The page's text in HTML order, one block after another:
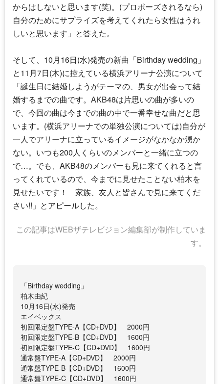
からはしないと思います(笑)。(プロポーズされるなら)
自分のためにサプライズを考えてくれたら女性はうれ
しいと思います」と答えた。
そして、10月16日(水)発売の新曲「Birthday wedding」
と11月7日(木)に控えている横浜アリーナ公演について
「誕生日に結婚しようがテーマの、男女が出会って結
婚するまでの曲です。AKB48は片思いの曲が多いの
で、今回の曲は今までの曲の中で一番幸せな曲だと思
います。(横浜アリーナでの単独公演については)自分が
一人でアリーナに立っているイメージがなかなか湧か
ない。いつも200人くらいのメンバーと一緒に立つの
で…。でも、AKB48のメンバーも見に来てくれると言
ってくれているので、今までに見せたことない柏木を
見せたいです！ 家族、友人と皆さんで見に来てくだ
さい!!」とアピールした。
この記事はWEBザテレビジョン編集部が制作していま
す。
「Birthday wedding」
柏木由紀
10月16日(水)発売
エイベックス
初回限定盤TYPE-A【CD+DVD】 2000円
初回限定盤TYPE-B【CD+DVD】 1600円
初回限定盤TYPE-C【CD+DVD】 1600円
通常盤TYPE-A【CD+DVD】 2000円
通常盤TYPE-B【CD+DVD】 1600円
通常盤TYPE-C【CD+DVD】 1600円